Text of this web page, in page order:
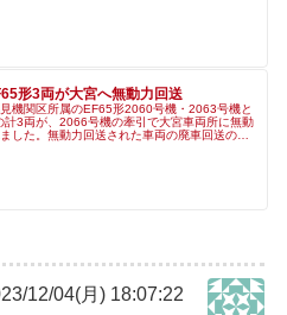
形3両が大宮へ無動力回送
機関区所属のEF65形2060号機・2063号機と
計3両が、2066号機の牽引で大宮車両所に無動
した。無動力回送された車両の廃車回送の可
12/04(月) 18:07:22